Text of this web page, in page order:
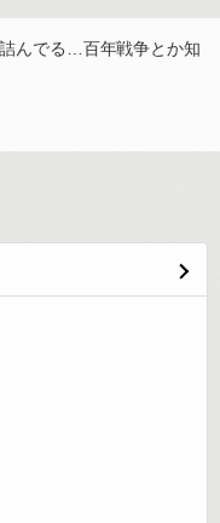
んでる…百年戦争とか知